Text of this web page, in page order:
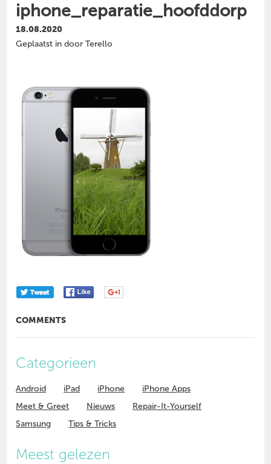
iphone_reparatie_hoofddorp
18.08.2020
Geplaatst in door Terello
COMMENTS
Categorieen
Android iPad iPhone
iPhone Apps
Meet & Greet
Nieuws
Repair-It-Yourself
Samsung
Tips & Tricks
Meest gelezen